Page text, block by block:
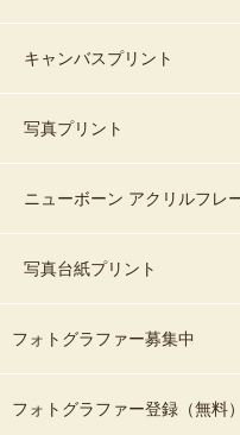
キャンバスプリント
写真プリント
ニューボーン アクリルフレ
写真台紙プリント
フォトグラファー募集中
フォトグラファー登録（無料）